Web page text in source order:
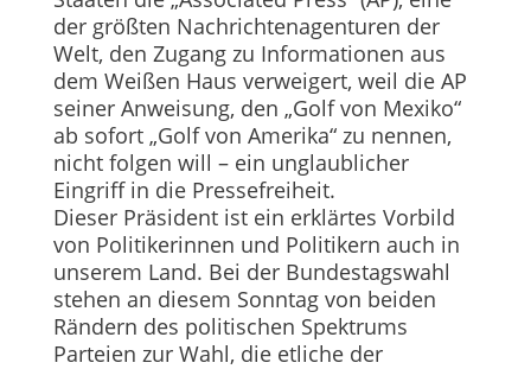
der größten Nachrichtenagenturen der
Welt, den Zugang zu Informationen aus
dem Weißen Haus verweigert, weil die AP
seiner Anweisung, den „Golf von Mexiko“
ab sofort „Golf von Amerika“ zu nennen,
nicht folgen will – ein unglaublicher
Eingriff in die Pressefreiheit.
Dieser Präsident ist ein erklärtes Vorbild
von Politikerinnen und Politikern auch in
unserem Land. Bei der Bundestagswahl
stehen an diesem Sonntag von beiden
Rändern des politischen Spektrums
Parteien zur Wahl, die etliche der